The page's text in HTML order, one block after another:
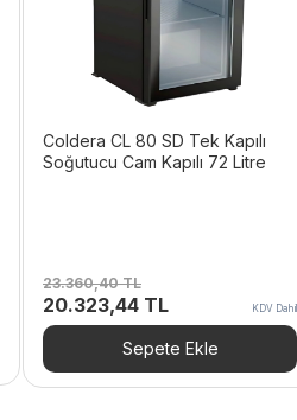
Coldera CL 80 SD Tek Kapılı
Soğutucu Cam Kapılı 72 Litre
23.360,40TL
Orijinal
fiyat:
23.360,40 TL.
20.323,44 TL
andaki
fiyat:
20.323,44 TL.
KDV Dahil
Sepete Ekle